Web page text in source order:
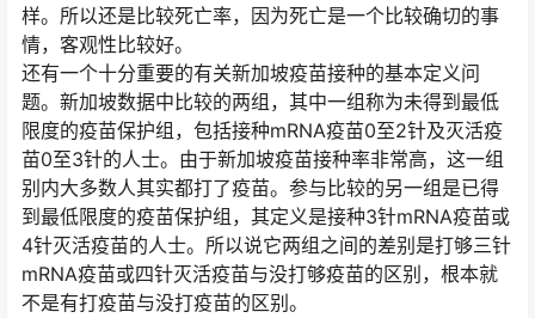
样。所以还是比较死亡率，因为死亡是一个比较确切的事
情，客观性比较好。
还有一个十分重要的有关新加坡疫苗接种的基本定义问
题。新加坡数据中比较的两组，其中一组称为未得到最低
限度的疫苗保护组，包括接种mRNA疫苗0至2针及灭活疫
苗0至3针的人士。由于新加坡疫苗接种率非常高，这一组
别内大多数人其实都打了疫苗。参与比较的另一组是已得
到最低限度的疫苗保护组，其定义是接种3针mRNA疫苗或
4针灭活疫苗的人士。所以说它两组之间的差别是打够三针
mRNA疫苗或四针灭活疫苗与没打够疫苗的区别，根本就
不是有打疫苗与没打疫苗的区别。